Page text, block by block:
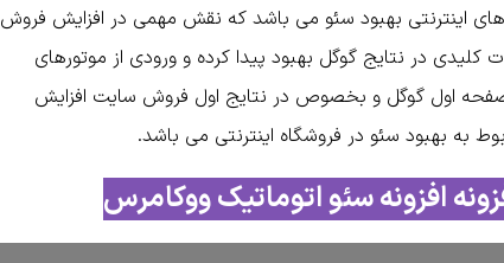
اینترنتی بهبود سئو می باشد که نقش مهمی در افزایش فروش
کلیدی در نتایج گوگل بهبود پیدا کرده و ورودی از موتورهای
صفحه اول گوگل و بخصوص در نتایج اول فروش سایت افزایش
به بهبود سئو در فروشگاه اینترنتی می باشد.
افزونه سئو اتوماتیک ووکامرس